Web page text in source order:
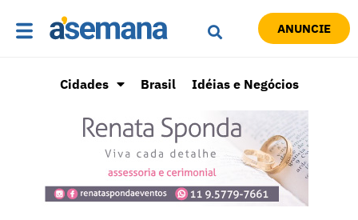
ANUNCIE
Cidades Brasil Idéias e Negócios